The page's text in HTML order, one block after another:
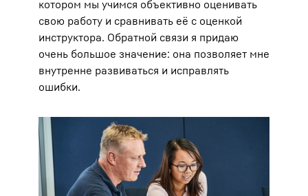
котором мы учимся объективно оценивать
свою работу и сравнивать её с оценкой
инструктора. Обратной связи я придаю
очень большое значение: она позволяет мне
внутренне развиваться и исправлять
ошибки.